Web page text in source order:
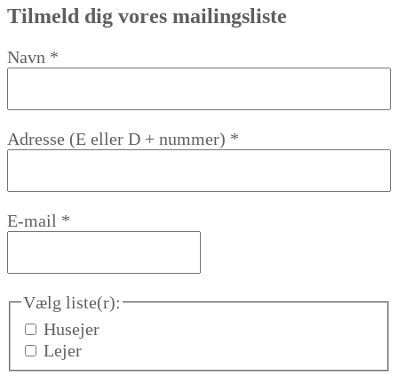
Tilmeld dig vores mailingsliste
Navn *
Adresse (E eller D + nummer) *
E-mail *
Vælg liste(r):
Husejer
Lejer